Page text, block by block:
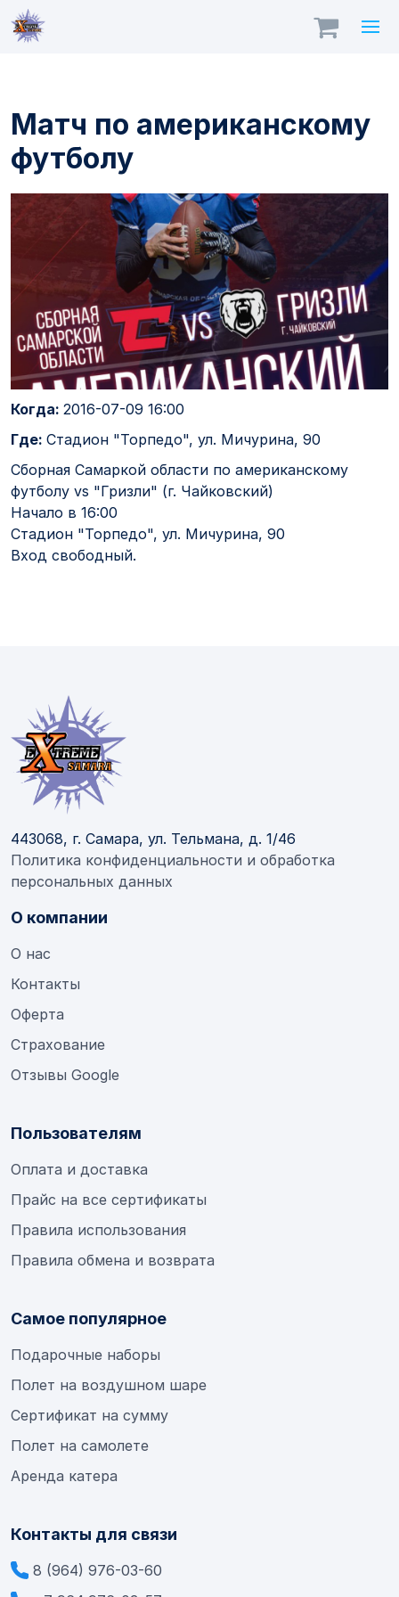
Матч по американскому
футболу
Когда: 2016-07-09 16:00
Где: Стадион "Торпедо", ул. Мичурина, 90
Сборная Самаркой области по американскому
футболу vs "Гризли" (г. Чайковский)
Начало в 16:00
Стадион "Торпедо", ул. Мичурина, 90
Вход свободный.
443068, г. Самара, ул. Тельмана, д. 1/46
Политика конфиденциальности и обработка
персональных данных
О компании
О нас
Контакты
Оферта
Страхование
Отзывы Google
Пользователям
Оплата и доставка
Прайс на все сертификаты
Правила использования
Правила обмена и возврата
Самое популярное
Подарочные наборы
Полет на воздушном шаре
Сертификат на сумму
Полет на самолете
Аренда катера
Контакты для связи
8 (964) 976-03-60